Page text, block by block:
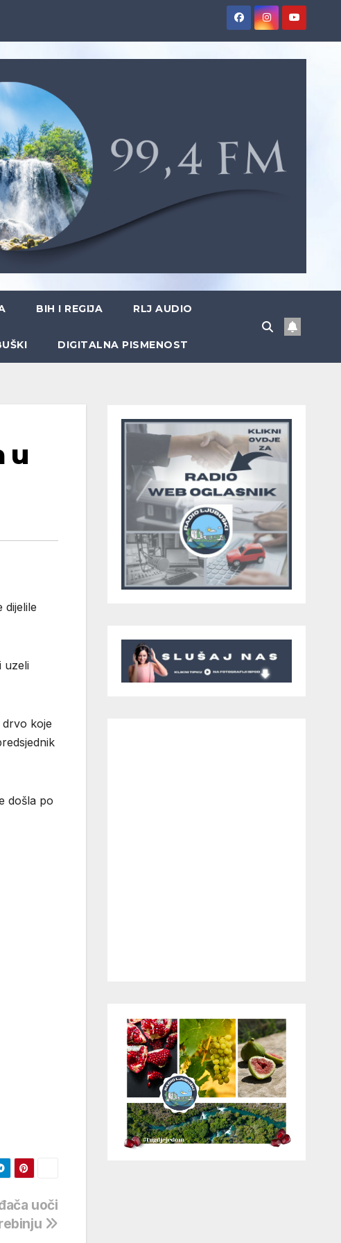
BIH I REGIJA RLJ AUDIO
DIGITALNA PISMENOST
u
dijelile
uzeli
drvo koje
došla po
uoči